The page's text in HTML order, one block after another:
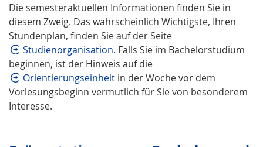
Die semesteraktuellen Informationen finden Sie in
diesem Zweig. Das wahrscheinlich Wichtigste, Ihren
Stundenplan, finden Sie auf der Seite
Studienorganisation. Falls Sie im Bachelorstudium
beginnen, ist der Hinweis auf die
Orientierungseinheit in der Woche vor dem
Vorlesungsbeginn vermutlich für Sie von besonderem
Interesse.